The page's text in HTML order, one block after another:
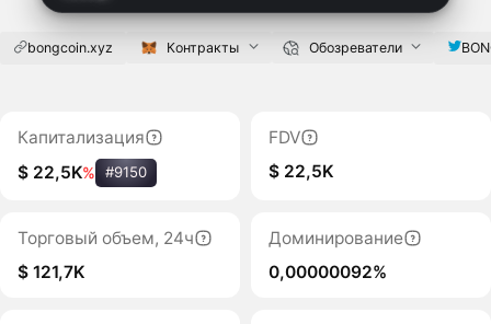
bongcoin.xyz Контракты Обозреватели
Капитализация
$ 22,5K% #9150
FDV
$ 22,5K
Торговый объем, 24ч
$ 121,7K
Доминирование
0,00000092%